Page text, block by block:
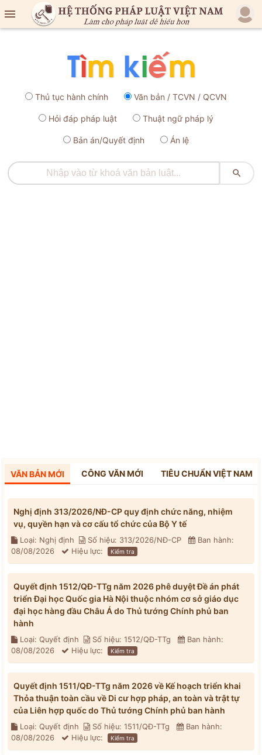

Thủ tục hành chính Văn bản / TCVN / QCVN
Hỏi đáp pháp luật Thuật ngữ pháp lý
Bản án/Quyết định Án lệ

VĂN BẢN MỚI CÔNG VĂN MỚI TIÊU CHUẨN VIỆT NAM
Nghị định 313/2026/NĐ-CP quy định chức năng, nhiệm
vụ, quyền hạn và cơ cấu tổ chức của Bộ Y tế
Loại: Nghị định Số hiệu: 313/2026/NĐ-CP
Ban hành:
08/08/2026
Hiệu lực: Kiểm tra
Quyết định 1512/QĐ-TTg năm 2026 phê duyệt Đề án phát
triển Đại học Quốc gia Hà Nội thuộc nhóm cơ sở giáo dục
đại học hàng đầu Châu Á do Thủ tướng Chính phủ ban
hành
Loại: Quyết định Số hiệu: 1512/QĐ-TTg
Ban hành:
08/08/2026
Hiệu lực: Kiểm tra
Quyết định 1511/QĐ-TTg năm 2026 về Kế hoạch triển khai
Thỏa thuận toàn cầu về Di cư hợp pháp, an toàn và trật tự
của Liên hợp quốc do Thủ tướng Chính phủ ban hành
Loại: Quyết định Số hiệu: 1511/QĐ-TTg
Ban hành:
08/08/2026
Hiệu lực: Kiểm tra